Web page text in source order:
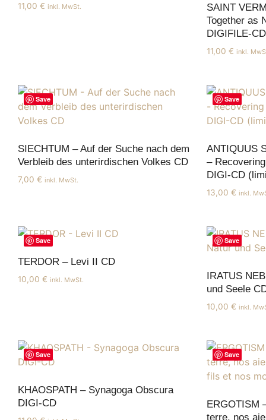
11,00 € inkl. MwSt.
SAINT
Together as
DIGIFILE-CD
11,00 € inkl.
Save
SIECHTUM – Auf der Suche nach dem
Verbleib des unterirdischen Volkes CD
7,00 € inkl. MwSt.
Save
ANTIQUUS
–
DIGI-CD
13,00 € inkl.
Save
TERDOR – Levi II CD
10,00 € inkl. MwSt.
Save
IRATUS
und Seele
10,00 € inkl.
Save
KHAOSPATH – Synagoga Obscura
DIGI-CD
Save
ERGOTISM
terre, nos